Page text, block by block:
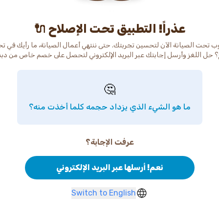
عذراً! التطبيق تحت الإصلاح 🔌
تحت الصيانة الآن لتحسين تجربتك. حتى ننتهي أعمال الصيانة، ما رأيك في
حل اللغز وأرسل إجابتك عبر البريد الإلكتروني لتحصل على خصم خاص من
🤔
ما هو الشيء الذي يزداد حجمه كلما أخذت منه؟
عرفت الإجابة؟
نعم! أرسلها عبر البريد الإلكتروني
Switch to English